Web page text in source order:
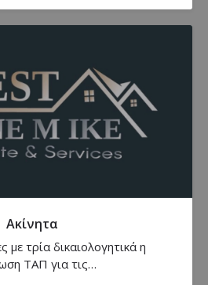
Ακίνητα
με τρία δικαιολογητικά η
ΤΑΠ για τις…